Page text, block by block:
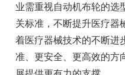
业需重视自动机布轮的选
关标准，不断提升医疗器
着医疗器械技术的不断进
准、更安全、更高效的方